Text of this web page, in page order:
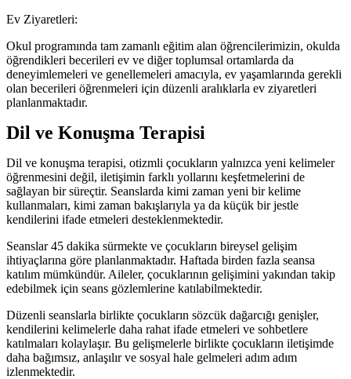
Ev Ziyaretleri:
Okul programında tam zamanlı eğitim alan öğrencilerimizin, okulda
öğrendikleri becerileri ev ve diğer toplumsal ortamlarda da
deneyimlemeleri ve genellemeleri amacıyla, ev yaşamlarında gerekli
olan becerileri öğrenmeleri için düzenli aralıklarla ev ziyaretleri
planlanmaktadır.
Dil ve Konuşma Terapisi
Dil ve konuşma terapisi, otizmli çocukların yalnızca yeni kelimeler
öğrenmesini değil, iletişimin farklı yollarını keşfetmelerini de
sağlayan bir süreçtir. Seanslarda kimi zaman yeni bir kelime
kullanmaları, kimi zaman bakışlarıyla ya da küçük bir jestle
kendilerini ifade etmeleri desteklenmektedir.
Seanslar 45 dakika sürmekte ve çocukların bireysel gelişim
ihtiyaçlarına göre planlanmaktadır. Haftada birden fazla seansa
katılım mümkündür. Aileler, çocuklarının gelişimini yakından takip
edebilmek için seans gözlemlerine katılabilmektedir.
Düzenli seanslarla birlikte çocukların sözcük dağarcığı genişler,
kendilerini kelimelerle daha rahat ifade etmeleri ve sohbetlere
katılmaları kolaylaşır. Bu gelişmelerle birlikte çocukların iletişimde
daha bağımsız, anlaşılır ve sosyal hale gelmeleri adım adım
izlenmektedir.